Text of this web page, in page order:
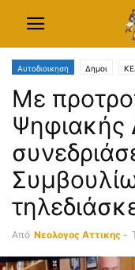
Αυτοδιοικηση Δημοι
Με
Ψηφιακής
Από Νεολογος Αττικης -